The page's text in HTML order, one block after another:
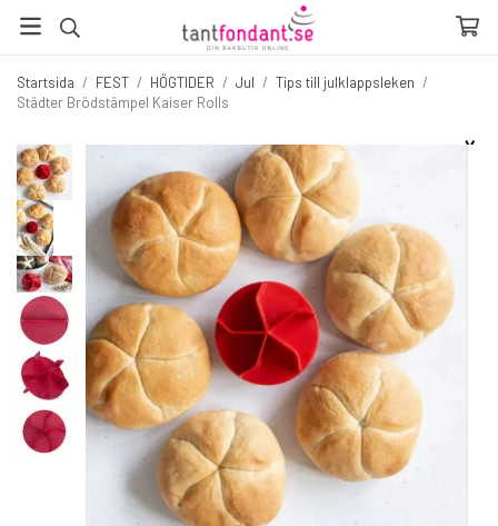
Startsida / FEST / HÖGTIDER / Jul / Tips till julklappsleken /
Städter Brödstämpel Kaiser Rolls
Fler produkter du inte vill missa
☓